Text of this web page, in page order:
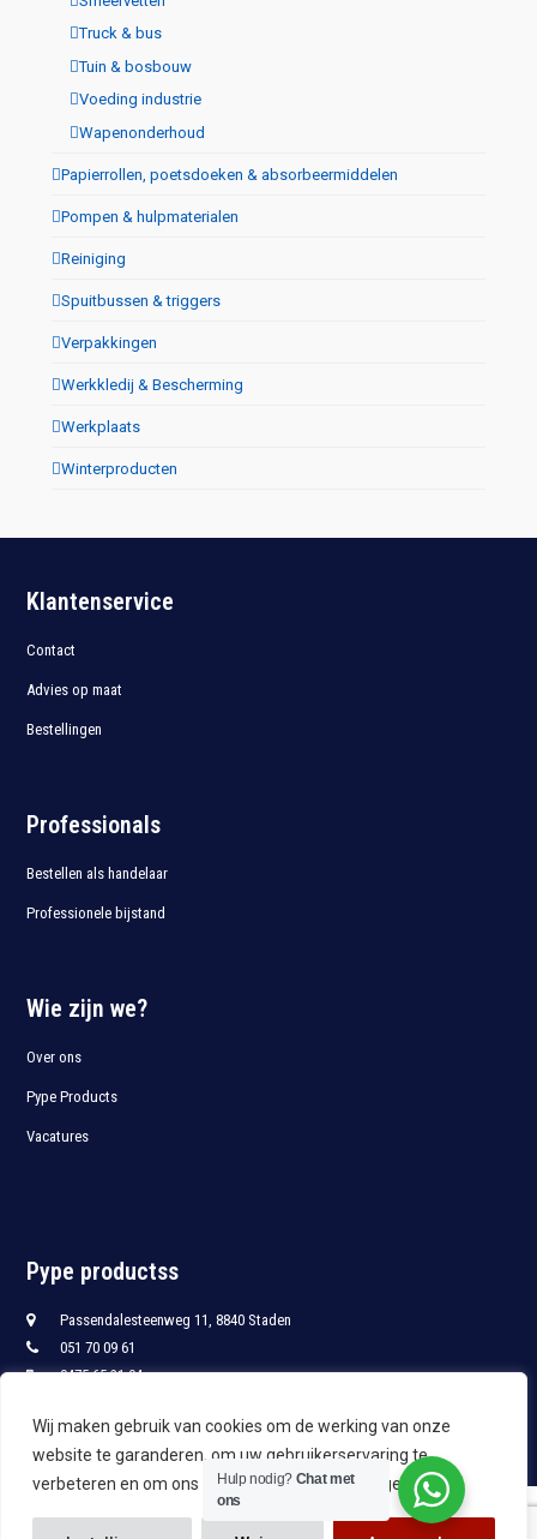
Wij maken gebruik van cookies om de werking van onze
website te garanderen, om uw gebruikerservaring te
verbeteren en om ons te leren hoe u onze site gebruikt.
Truck & bus
Tuin & bosbouw
Voeding industrie
Wapenonderhoud
Papierrollen, poetsdoeken & absorbeermiddelen
Pompen & hulpmaterialen
Reiniging
Spuitbussen & triggers
Verpakkingen
Werkkledij & Bescherming
Werkplaats
Winterproducten
Klantenservice
Contact
Advies op maat
Bestellingen
Professionals
Bestellen als handelaar
Professionele bijstand
Wie zijn we?
Over ons
Pype Products
Vacatures
Pype productss
Passendalesteenweg 11, 8840 Staden
051 70 09 61
0475 65 21 94
info@pypro.be
Hulp nodig? Chat met
ons